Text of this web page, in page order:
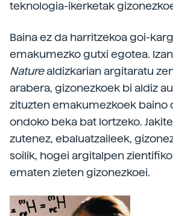
teknologia-ikerketak
Baina ez da harritzekoa goi-
emakumezko gutxi egotea. Izan
Naturealdizkarian argitaratu
arabera, gizonezkoek bi aldiz
zituzten emakumezkoek baino
ondoko beka bat lortzeko.
zutenez, ebaluatzaileek,
soilik, hogei argitalpen
ematen zieten gizonezkoei.